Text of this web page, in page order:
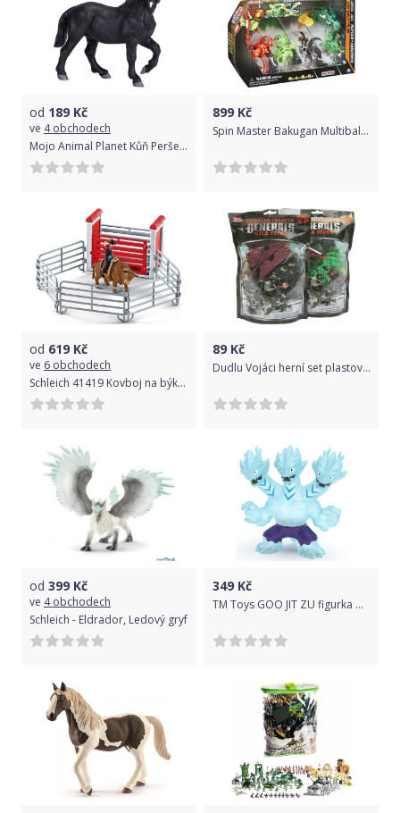
od 189 Kč
ve 4 obchodech
Mojo Animal Planet Kůň Peršeron
899 Kč
Spin Master Bakugan Multibalení 6ks
od 619 Kč
ve 6 obchodech
Schleich 41419 Kovboj na býku v ohradě
89 Kč
Dudlu Vojáci herní set plastové figurky vojenské s vozidly a doplňky army v sáčku
od 399 Kč
ve 4 obchodech
Schleich - Eldrador, Ledový gryf
349 Kč
TM Toys GOO JIT ZU figurka Headed Dragon 12cm